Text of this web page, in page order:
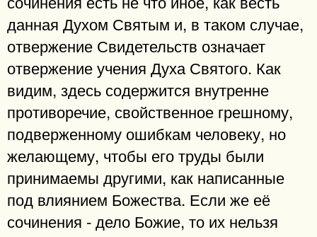
данная Духом Святым и, в таком случае,
отвержение Свидетельств означает
отвержение учения Духа Святого. Как
видим, здесь содержится внутренне
противоречие, свойственное грешному,
подверженному ошибкам человеку, но
желающему, чтобы его труды были
принимаемы другими, как написанные
под влиянием Божества. Если же её
сочинения - дело Божие, то их нельзя